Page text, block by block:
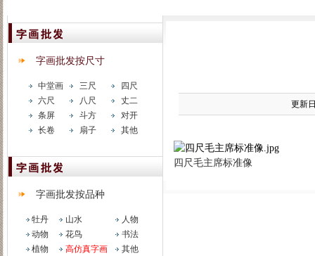
字画批发按尺寸
中堂画 三尺
四尺
六尺
八尺
丈二
条屏
斗方
对开
长卷
扇子 其他
字画批发按品种
牡丹 山水
人物
动物
花鸟
书法
植物
高仿真字画
其他
更新
四尺毛主席标准像